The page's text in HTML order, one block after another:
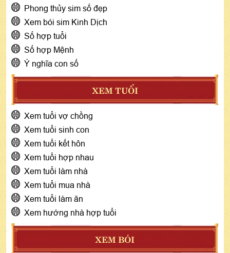
Phong thủy sim số đẹp
Xem bói sim Kinh Dịch
Số hợp tuổi
Số hợp Mệnh
Ý nghĩa con số
XEM TUỔI
Xem tuổi vợ chồng
Xem tuổi sinh con
Xem tuổi kết hôn
Xem tuổi hợp nhau
Xem tuổi làm nhà
Xem tuổi mua nhà
Xem tuổi làm ăn
Xem hướng nhà hợp tuổi
XEM BÓI